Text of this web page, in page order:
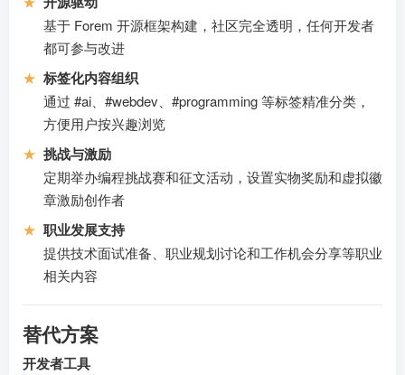
基于 Forem 开源框架构建，社区完全透明，任何开发者
都可参与改进
★ 标签化内容组织
通过 #ai、#webdev、#programming 等标签精准分类，
方便用户按兴趣浏览
★ 挑战与激励
定期举办编程挑战赛和征文活动，设置实物奖励和虚拟徽
章激励创作者
★ 职业发展支持
提供技术面试准备、职业规划讨论和工作机会分享等职业
相关内容
替代方案
开发者工具